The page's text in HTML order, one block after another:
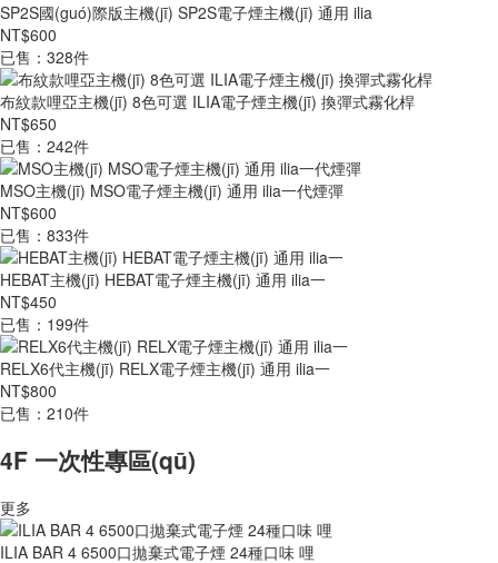
SP2S國(guó)際版主機(jī) SP2S電子煙主機(jī) 通用 ilia
NT$600
已售：328件
布紋款哩亞主機(jī) 8色可選 ILIA電子煙主機(jī) 換彈式霧化桿
NT$650
已售：242件
MSO主機(jī) MSO電子煙主機(jī) 通用 ilia一代煙彈
NT$600
已售：833件
HEBAT主機(jī) HEBAT電子煙主機(jī) 通用 ilia一
NT$450
已售：199件
RELX6代主機(jī) RELX電子煙主機(jī) 通用 ilia一
NT$800
已售：210件
4F 一次性專區(qū)
更多
ILIA BAR 4 6500口拋棄式電子煙 24種口味 哩